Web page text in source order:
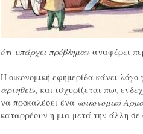
ότι υπάρχει πρόβλημα» αναφέρει
Η οικονομική εφημερίδα κάνει λόγο
αρνηθεί», και ισχυρίζεται πως
να προκαλέσει ένα «οικονομικό
καταρρέουν η μια μετά την άλλη